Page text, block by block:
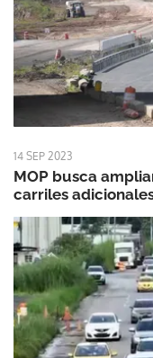
14 SEP 2023
MOP busca
carriles